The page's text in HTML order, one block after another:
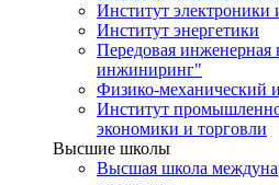
Институт электроники
Институт энергетики
Передовая
инжиниринг"
Физико-механический
Институт
экономики и торговли
Высшие школы
Высшая школа